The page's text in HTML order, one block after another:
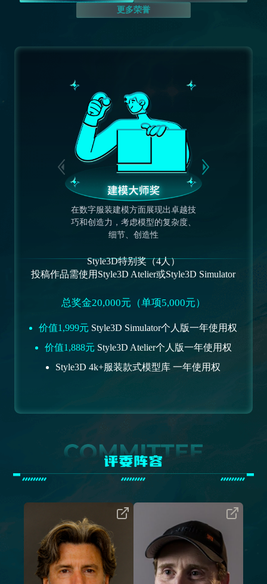
更多荣誉
在数字服装建模方面展现出卓越技
巧和创造力，考虑模型的复杂度、
细节、创造性
Style3D特别奖（4人）
投稿作品需使用Style3D Atelier或Style3D Simulator
总奖金20,000元（单项5,000元）
价值1,999元 Style3D Simulator个人版一年使用权
价值1,888元 Style3D Atelier个人版一年使用权
Style3D 4k+服装款式模型库 一年使用权
评委阵容
美国导演、编剧、视觉特效、动画
师、画家、雕塑家和音乐家第77届
奥斯卡最佳特效导演奖得主，好莱
坞电影大师，奥斯卡最佳外语片、
最佳动画片、最佳动画短片和最佳
短片奖评委
代表作有:《蜘蛛侠》、《蜘蛛侠
2》、《透明人》、《玩具总动
员》、《玩具总动员3》、《精灵鼠
常驻澳大利亚的资深特效技术指导/
设计师，在火焰、烟雾、流体及粒
子等特效模拟和程序化特效制作方
面有丰富的经验
曾在The Mill、Framestore和MPC等
国际顶级工作室工作，客户囊括派
拉蒙影业公司、梅赛德斯奔驰、耐
克、《美国恐怖故事》等，精湛的
Houdini制作技能让他在影视和广告